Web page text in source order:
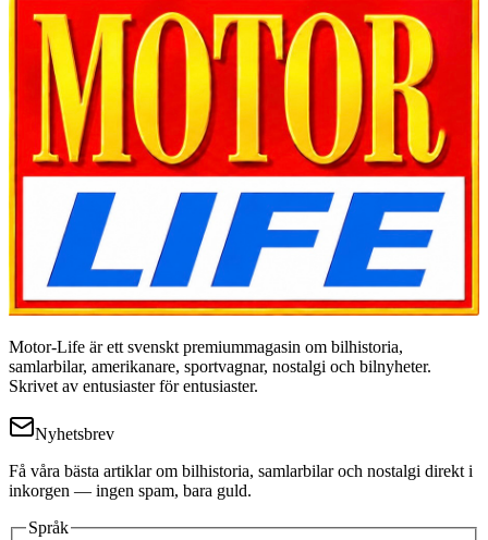
Motor-Life är ett svenskt premiummagasin om bilhistoria,
samlarbilar, amerikanare, sportvagnar, nostalgi och bilnyheter.
Skrivet av entusiaster för entusiaster.
Nyhetsbrev
Få våra bästa artiklar om bilhistoria, samlarbilar och nostalgi direkt i
inkorgen — ingen spam, bara guld.
Språk